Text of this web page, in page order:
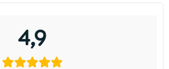
4,9